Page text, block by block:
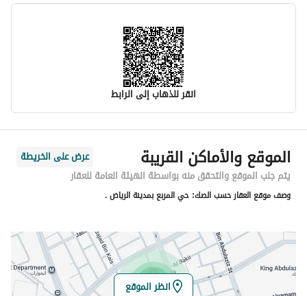
انقر للذهاب إلى الرابط
معلومات مسؤول الإعلان
اسم المسؤول
صالح محمد عبدالرحمن النصيان
رقم المسؤول
0560260052
الموقع
المنطقة
منطقة الرياض
الموقع والأماكن القريبة
عرض على الخريطة
يتم جلب الموقع والتحقق منه بواسطة الهيئة العامة للعقار
وصف موقع العقار حسب الصك: حي المربع بمدينة الرياض .
انظر الموقع